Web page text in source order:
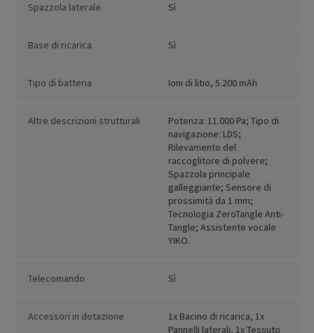
Spazzola laterale Sì
Base di ricarica Sì
Tipo di batteria Ioni di litio, 5.200 mAh
Altre descrizioni strutturali
Potenza: 11.000 Pa; Tipo di
navigazione: LDS;
Rilevamento del
raccoglitore di polvere;
Spazzola principale
galleggiante; Sensore di
prossimità da 1 mm;
Tecnologia ZeroTangle Anti-
Tangle; Assistente vocale
YIKO.
Telecomando Sì
Accessori in dotazione
1x Bacino di ricarica, 1x
Pannelli laterali, 1x Tessuto